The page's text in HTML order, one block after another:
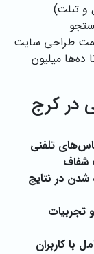
و تبلت)
طراحی سایت
ده‌ها میلیون
در کرج
تلفنی
شفاف
شدن در نتایج
تجربیات
با کاربران